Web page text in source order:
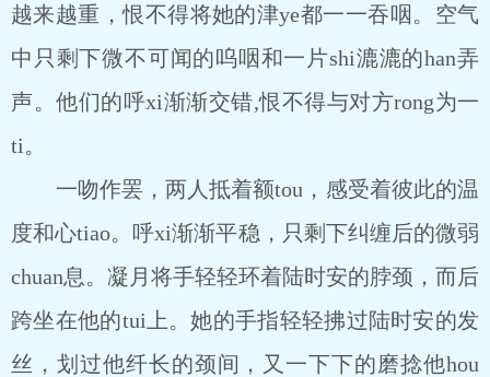
越来越重，恨不得将她的津ye都一一吞咽。空气
中只剩下微不可闻的呜咽和一片shi漉漉的han弄
声。他们的呼xi渐渐交错,恨不得与对方rong为一
ti。
一吻作罢，两人抵着额tou，感受着彼此的温
度和心tiao。呼xi渐渐平稳，只剩下纠缠后的微弱
chuan息。凝月将手轻轻环着陆时安的脖颈，而后
跨坐在他的tui上。她的手指轻轻拂过陆时安的发
丝，划过他纤长的颈间，又一下下的磨捻他hou